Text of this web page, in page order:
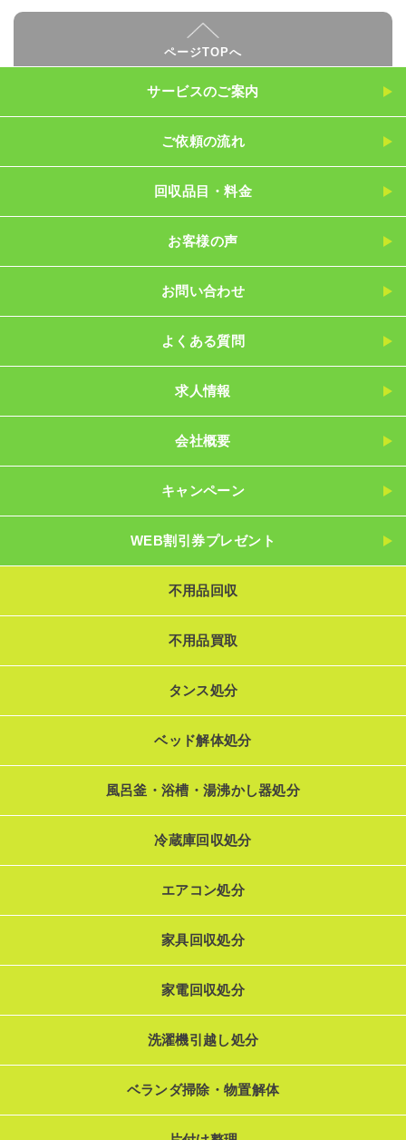
ページTOPへ
サービスのご案内
ご依頼の流れ
回収品目・料金
お客様の声
お問い合わせ
よくある質問
求人情報
会社概要
キャンペーン
WEB割引券プレゼント
不用品回収
不用品買取
タンス処分
ベッド解体処分
風呂釜・浴槽・湯沸かし器処分
冷蔵庫回収処分
エアコン処分
家具回収処分
家電回収処分
洗濯機引越し処分
ベランダ掃除・物置解体